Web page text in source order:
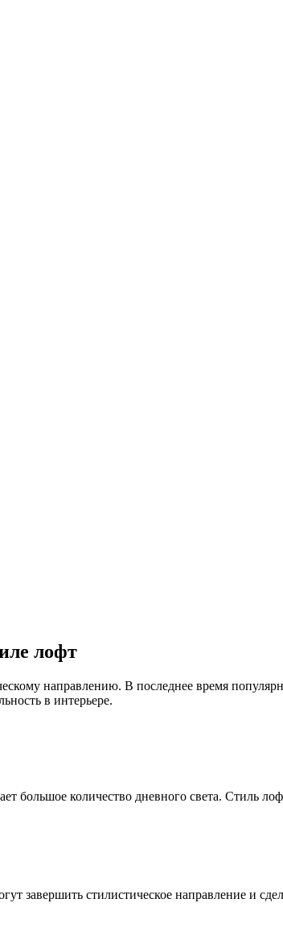
лофт
направлению. В последнее время
в интерьере.
большое количество дневного света. Стиль
завершить стилистическое направление и